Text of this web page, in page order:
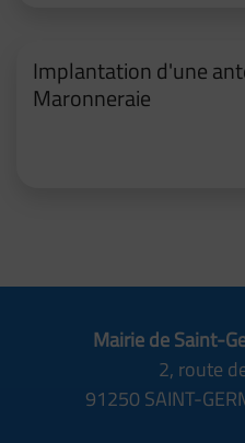
Implantation d'une
Maronneraie
Mairie de Saint-
2, route
91250 SAINT-